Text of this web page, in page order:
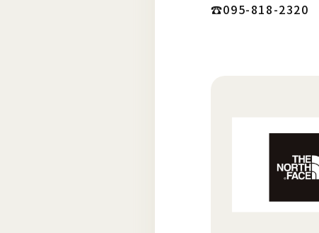
☎︎095-818-2320